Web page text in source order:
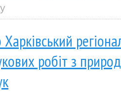
робіт з